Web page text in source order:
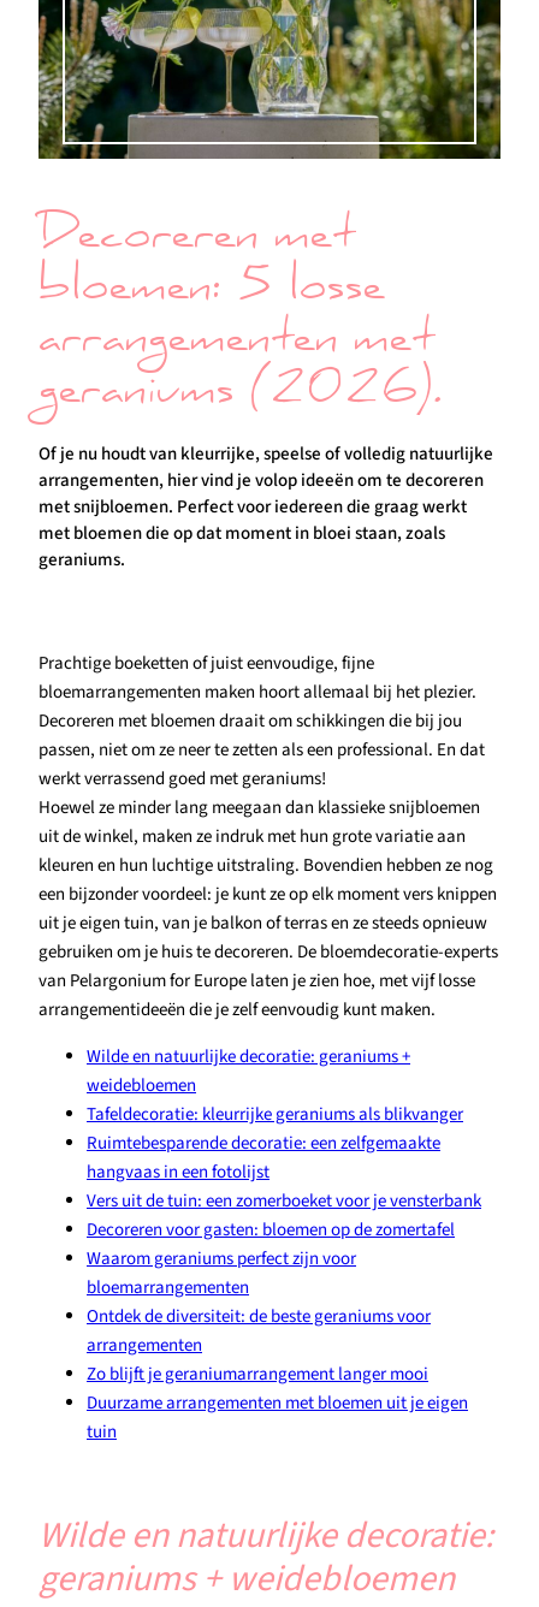
Decoreren met
bloemen: 5 losse
arrangementen met
geraniums (2026).
Of je nu houdt van kleurrijke, speelse of volledig natuurlijke
arrangementen, hier vind je volop ideeën om te decoreren
met snijbloemen. Perfect voor iedereen die graag werkt
met bloemen die op dat moment in bloei staan, zoals
geraniums.
Prachtige boeketten of juist eenvoudige, fijne
bloemarrangementen maken hoort allemaal bij het plezier.
Decoreren met bloemen draait om schikkingen die bij jou
passen, niet om ze neer te zetten als een professional. En dat
werkt verrassend goed met geraniums!
Hoewel ze minder lang meegaan dan klassieke snijbloemen
uit de winkel, maken ze indruk met hun grote variatie aan
kleuren en hun luchtige uitstraling. Bovendien hebben ze nog
een bijzonder voordeel: je kunt ze op elk moment vers knippen
uit je eigen tuin, van je balkon of terras en ze steeds opnieuw
gebruiken om je huis te decoreren. De bloemdecoratie-experts
van Pelargonium for Europe laten je zien hoe, met vijf losse
arrangementideeën die je zelf eenvoudig kunt maken.
Wilde en natuurlijke decoratie: geraniums +
weidebloemen
Tafeldecoratie: kleurrijke geraniums als blikvanger
Ruimtebesparende decoratie: een zelfgemaakte
hangvaas in een fotolijst
Vers uit de tuin: een zomerboeket voor je vensterbank
Decoreren voor gasten: bloemen op de zomertafel
Waarom geraniums perfect zijn voor
bloemarrangementen
Ontdek de diversiteit: de beste geraniums voor
arrangementen
Zo blijft je geraniumarrangement langer mooi
Duurzame arrangementen met bloemen uit je eigen
tuin
Wilde en natuurlijke decoratie:
geraniums + weidebloemen